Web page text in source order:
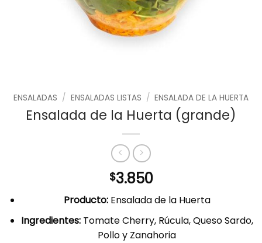
ENSALADAS / ENSALADAS LISTAS / ENSALADA DE LA HUERTA
Ensalada de la Huerta (grande)
$3.850
Producto:Ensalada de la Huerta
Ingredientes:Tomate Cherry, Rúcula, Queso Sardo,
Pollo y Zanahoria